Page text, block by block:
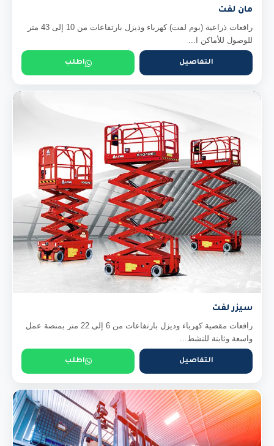
مان لفت
رافعات ذراعية (بوم لفت) كهرباء وديزل بارتفاعات من 10 إلى 43 متر
للوصول للأماكن ا...
التفاصيل اطلب
سيزر لفت
رافعات مقصية كهرباء وديزل بارتفاعات من 6 إلى 22 متر بمنصة عمل
واسعة وثابتة للتشط...
التفاصيل اطلب